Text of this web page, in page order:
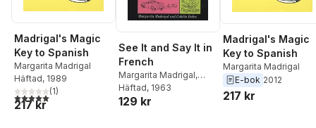
Madrigal's Magic
Key to Spanish
Margarita Madrigal
Häftad, 1989
5,0utav 5 stjärnor. Totalt antal röster:
(1)
217 kr
See It and Say It in
French
Margarita Madrigal,
Colette Dulac
Häftad, 1963
129 kr
Madrigal's Magic
Key to Spanish
Margarita Madrigal
E-bok 2012
217 kr